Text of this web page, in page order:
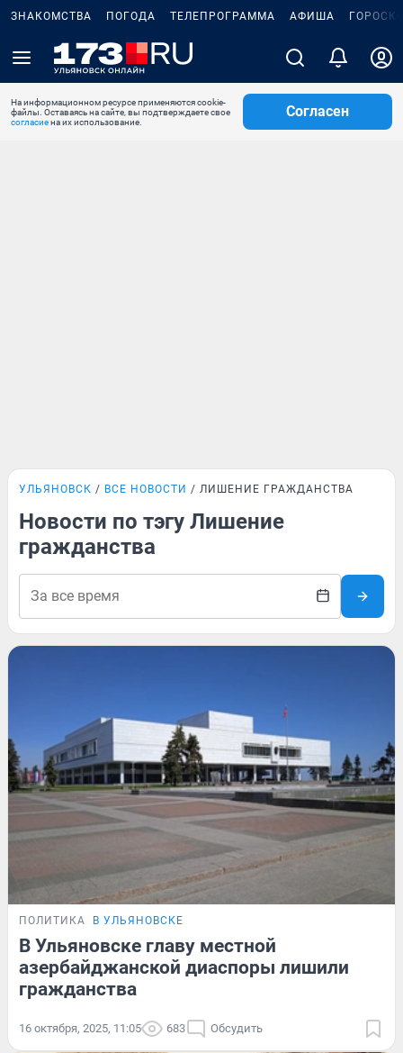
ЗНАКОМСТВА ПОГОДА ТЕЛЕПРОГРАММА АФИША
На информационном ресурсе применяются cookie-
файлы. Оставаясь на сайте, вы подтверждаете свое
согласиена их использование.
Согласен
УЛЬЯНОВСК ВСЕ НОВОСТИ ЛИШЕНИЕ ГРАЖДАНСТВА
Новости по тэгу Лишение
гражданства
ПОЛИТИКА В УЛЬЯНОВСКЕ
В Ульяновске главу местной
азербайджанской диаспоры лишили
гражданства
16 октября, 2025, 11:05 683 Обсудить